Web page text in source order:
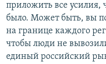
приложить все усилия,
было. Может быть, вы
на границе каждого
чтобы люди не
единый российский